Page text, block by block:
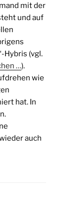
mit der
und auf
Hybris (vgl.
…).
wie
hat. In
auch